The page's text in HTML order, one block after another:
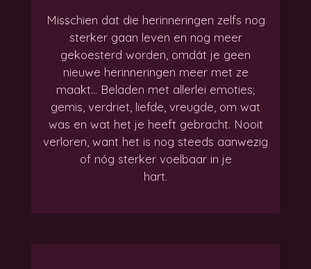
Misschien dat die herinneringen zelfs nog
sterker gaan leven en nog meer
gekoesterd worden, omdát je geen
nieuwe herinneringen meer met ze
maakt... Beladen met allerlei emoties;
gemis, verdriet, liefde, vreugde, om wat
was en wat het je heeft gebracht. Nooit
verloren, want het is nog steeds aanwezig
of nóg sterker voelbaar in je
hart.